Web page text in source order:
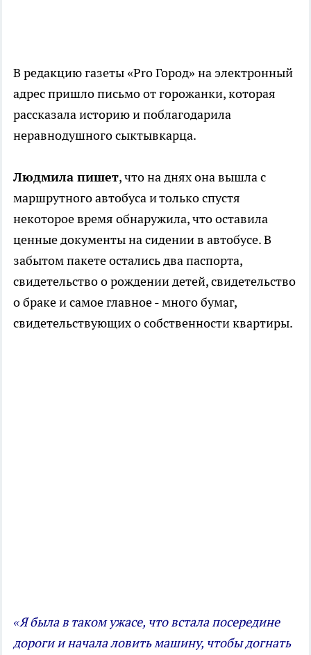
В редакцию газеты «Pro Город» на электронный
адрес пришло письмо от горожанки, которая
рассказала историю и поблагодарила
неравнодушного сыктывкарца.
Людмила пишет, что на днях она вышла с
маршрутного автобуса и только спустя
некоторое время обнаружила, что оставила
ценные документы на сидении в автобусе. В
забытом пакете остались два паспорта,
свидетельство о рождении детей, свидетельство
о браке и самое главное - много бумаг,
свидетельствующих о собственности квартиры.
«Я была в таком ужасе, что встала посередине
дороги и начала ловить машину, чтобы догнать